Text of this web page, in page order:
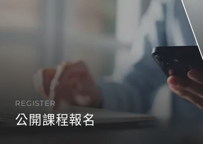
REGISTER
公開課程報名